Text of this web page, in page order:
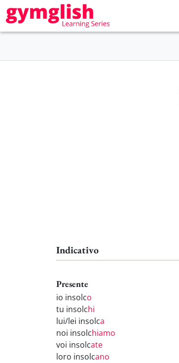
Indicativo
Presente
io insolco
tu insolchi
lui/lei insolca
noi insolchiamo
voi insolcate
loro insolcano